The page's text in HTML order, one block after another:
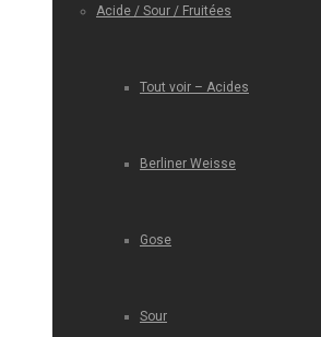
Acide / Sour / Fruitées
Tout voir – Acides
Berliner Weisse
Gose
Sour